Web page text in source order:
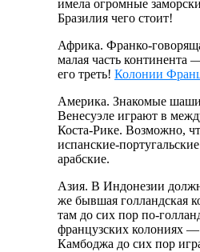
имела огромные
Бразилия чего стоит!
Африка. Франко-
малая часть континента
его треть! Колонии
Америка. Знакомые
Венесуэле играют в
Коста-Рике. Возможно,
испанские-
арабские.
Азия. В Индонезии
же бывшая голландская
там до сих пор по-
французских колониях
Камбоджа до сих пор